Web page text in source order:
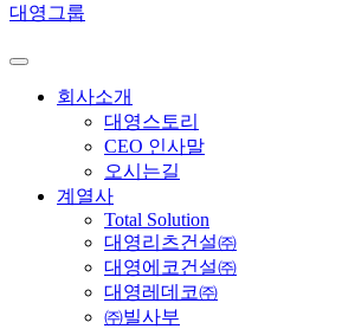
대영그룹
회사소개
대영스토리
CEO 인사말
오시는길
계열사
Total Solution
대영리츠건설㈜
대영에코건설㈜
대영레데코㈜
㈜빌사부